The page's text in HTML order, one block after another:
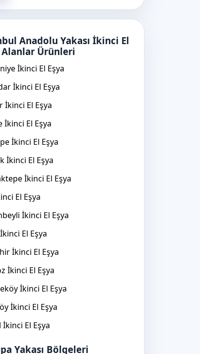
Anadolu Yakası İkinci El
Alanlar Ürünleri
İkinci El Eşya
İkinci El Eşya
İkinci El Eşya
İkinci El Eşya
İkinci El Eşya
İkinci El Eşya
İkinci El Eşya
El Eşya
İkinci El Eşya
El Eşya
İkinci El Eşya
İkinci El Eşya
İkinci El Eşya
İkinci El Eşya
El Eşya
Yakası Bölgeleri